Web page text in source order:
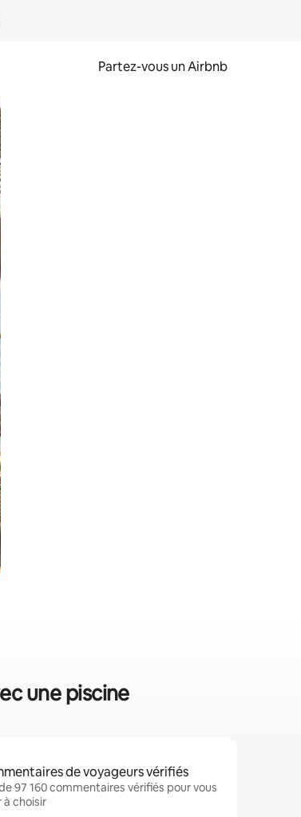
Partez-vous un Airbnb
glisser.
une piscine
de voyageurs vérifiés
97 160 commentaires vérifiés pour vous
à choisir